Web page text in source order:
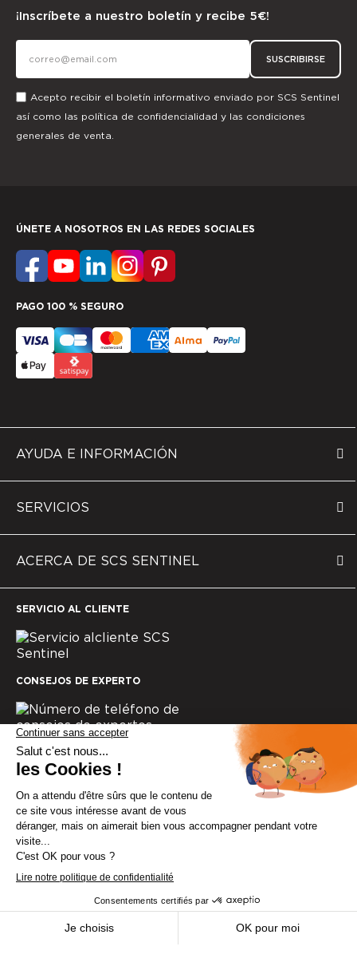
¡Inscríbete a nuestro boletín y recibe 5€!
SUSCRIBIRSE
Acepto recibir el boletín informativo enviado por SCS Sentinel
así como las política de confidencialidad y las condiciones
generales de venta.
AYUDA E INFORMACIÓN
SERVICIOS
ACERCA DE SCS SENTINEL
SERVICIO AL CLIENTE
CONSEJOS DE EXPERTO
Del 3 al 23 de agosto, el soporte técnico
permanecerá cerrado. Gracias por tu comprensión.
ÚNETE A NOSOTROS EN LAS REDES SOCIALES
PAGO 100 % SEGURO
Cookies
Política de confidencialidad